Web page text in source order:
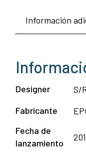
Información
Designer
S/
Fabricante
Fecha de
lanzamiento